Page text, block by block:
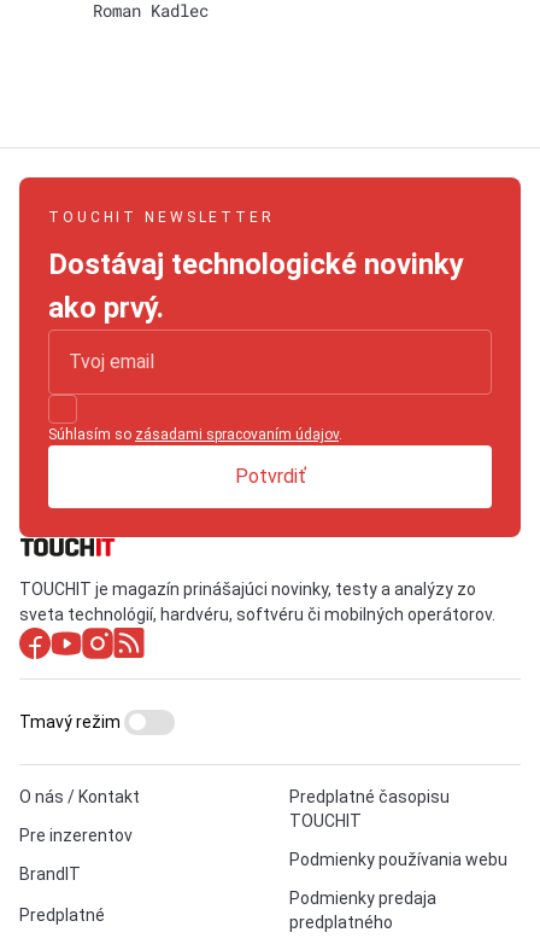
Roman Kadlec
TOUCHIT NEWSLETTER
Dostávaj technologické novinky
ako prvý.
Súhlasím so zásadami spracovaním údajov.
Potvrdiť
TOUCHIT je magazín prinášajúci novinky, testy a analýzy zo
sveta technológií, hardvéru, softvéru či mobilných operátorov.
O nás / Kontakt
Pre inzerentov
BrandIT
Predplatné
Predplatné časopisu
TOUCHIT
Podmienky používania webu
Podmienky predaja
predplatného
Tmavý režim